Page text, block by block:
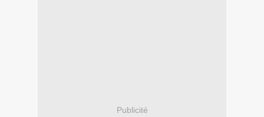
Publicité